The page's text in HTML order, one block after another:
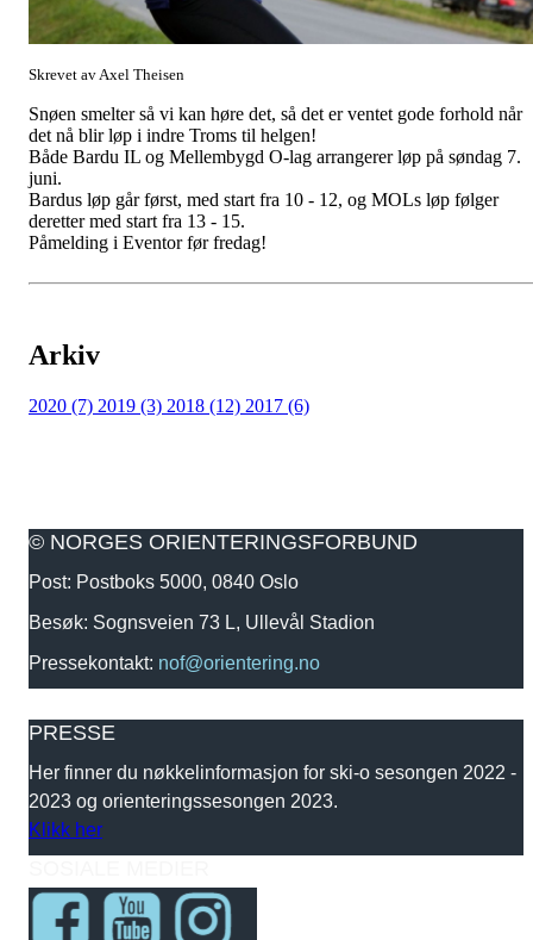
Skrevet av Axel Theisen
Snøen smelter så vi kan høre det, så det er ventet gode forhold når
det nå blir løp i indre Troms til helgen!
Både Bardu IL og Mellembygd O-lag arrangerer løp på søndag 7.
juni.
Bardus løp går først, med start fra 10 - 12, og MOLs løp følger
deretter med start fra 13 - 15.
Påmelding i Eventor før fredag!
Arkiv
2020 (7) 2019 (3) 2018 (12) 2017 (6)
© NORGES ORIENTERINGSFORBUND
Post: Postboks 5000, 0840 Oslo
Besøk: Sognsveien 73 L, Ullevål Stadion
Pressekontakt: nof@orientering.no
PRESSE
Her finner du nøkkelinformasjon for ski-o sesongen 2022 -
2023 og orienteringssesongen 2023.
Klikk her